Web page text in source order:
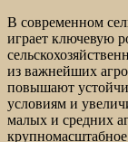
В современном
играет ключевую
из важнейших
повышают
условиям и
малых и средних